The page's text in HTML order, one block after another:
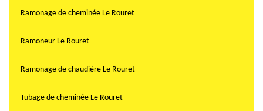
Ramonage de cheminée Le Rouret
Ramoneur Le Rouret
Ramonage de chaudière Le Rouret
Tubage de cheminée Le Rouret